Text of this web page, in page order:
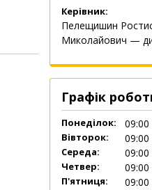
Керівник:
Пелещишин
Миколайович —
Графік
Понеділок:
Вівторок:
Середа:
Четвер:
П'ятниця: